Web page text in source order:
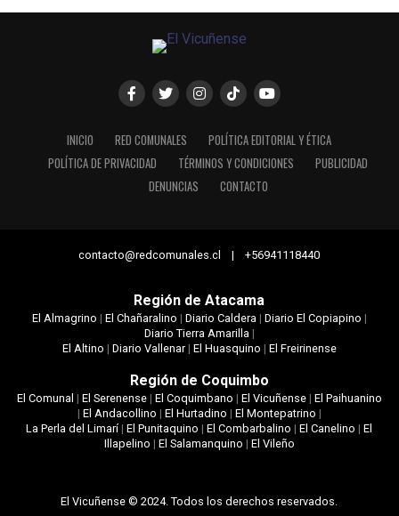
INICIO RED COMUNALES
POLÍTICA EDITORIAL Y ÉTICA
POLÍTICA DE PRIVACIDAD
TÉRMINOS Y CONDICIONES
PUBLICIDAD
DENUNCIAS
CONTACTO
contacto@redcomunales.cl | +56941118440
Región de Atacama
El Almagrino | El Chañaralino | Diario Caldera| Diario El Copiapino |
Diario Tierra Amarilla|
El Altino | Diario Vallenar| El Huasquino | El Freirinense
Región de Coquimbo
El Comunal | El Serenense| El Coquimbano | El Vicuñense| El Paihuanino
| El Andacollino | El Hurtadino | El Montepatrino |
La Perla del Limarí|El Punitaquino |El Combarbalino |El Canelino |El
Illapelino | El Salamanquino | El Vileño
El Vicuñense © 2024. Todos los derechos reservados.